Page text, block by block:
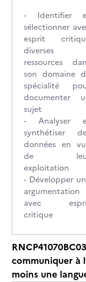
- Identifier
sélectionner
esprit
diverses
ressources
son domaine
spécialité
documenter
sujet
- Analyser
synthétiser
données en
de
exploitation
- Développer
argumentation
avec
critique
communiquer à
moins une